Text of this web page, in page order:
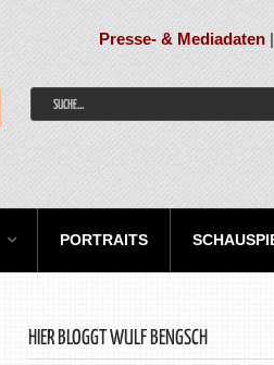
Presse- & Mediadaten |
PORTRAITS
HIER BLOGGT WULF BENGSCH